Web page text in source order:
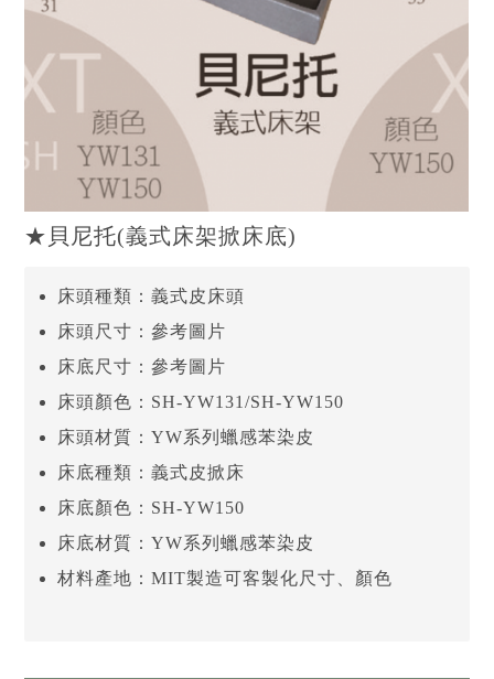
★貝尼托(義式床架掀床底)
床頭種類：義式皮床頭
床頭尺寸：參考圖片
床底尺寸：參考圖片
床頭顏色：SH-YW131/SH-YW150
床頭材質：YW系列蠟感苯染皮
床底種類：義式皮掀床
床底顏色：SH-YW150
床底材質：YW系列蠟感苯染皮
材料產地：MIT製造可客製化尺寸、顏色